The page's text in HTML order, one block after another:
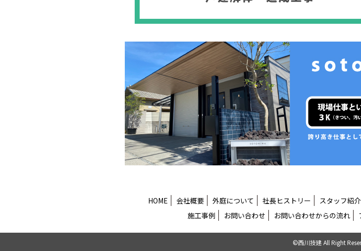
HOME 会社概要 外庭について 社長ヒストリー スタッフ紹介
施工事例
お問い合わせ お問い合わせからの流れ
©西川技建 All Right